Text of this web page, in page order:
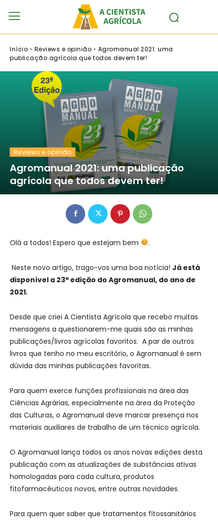
Início Reviews e opinião
Agromanual 2021: uma
publicação agrícola que todos devem ter!
Reviews e opinião
Agromanual 2021: uma publicação
agrícola que todos devem ter!
Olá a todos! Espero que estejam bem .
Neste novo artigo, trago-vos uma boa notícia! Já está
disponível a 23ª edição do Agromanual, do ano de
2021.
Desde que criei A Cientista Agrícola que recebo muitas
mensagens a questionarem-me quais são as minhas
publicações/livros agrícolas favoritos. A par de outros
livros que tenho no meu escritório, o Agromanual é sem
dúvida das minhas publicações favoritas.
Para quem exerce funções profissionais na área das
Ciências Agrárias, especialmente na área da Proteção
das Culturas, o Agromanual deve marcar presença nos
materiais auxiliares de trabalho de um técnico agrícola.
O Agromanual lança todos os anos novas edições desta
publicação com as atualizações de substâncias ativas
homologadas para cada cultura, produtos
fitofarmacêuticos novos, entre outras novidades.
Para quem quer saber que tratamentos fitossanitários